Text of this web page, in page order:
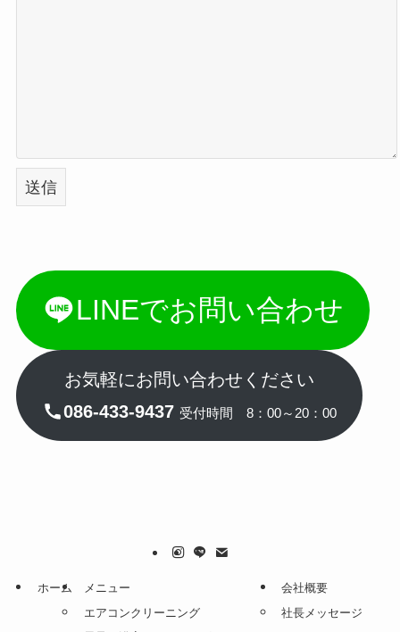
LINEでお問い合わせ
お気軽にお問い合わせください
086-433-9437 受付時間 8：00～20：00
ホーム
メニュー
エアコンクリーニング
会社概要
社長メッセージ